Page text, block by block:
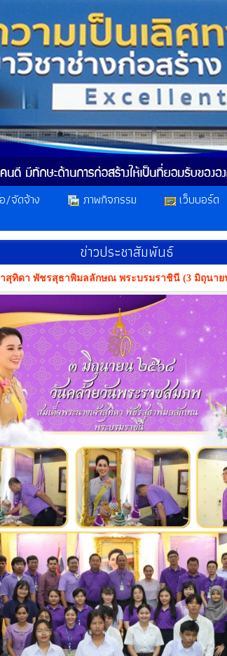
/จัดจ้าง ภาพกิจกรรม เว็บบอร์ด
ข่าวประชาสัมพันธ์
สุทิดา พัชรสุธาพิมลลักษณ พระบรมราชินี (3 มิถุนาย